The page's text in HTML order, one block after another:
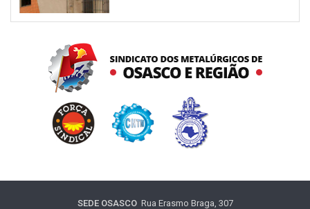
SEDE OSASCORua Erasmo Braga, 307